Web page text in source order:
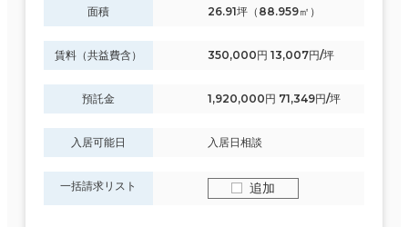
面積 26.91坪（88.959㎡）
賃料（共益費含） 350,000円 13,007円/坪
預託金 1,920,000円 71,349円/坪
入居可能日 入居日相談
一括請求リスト 追加